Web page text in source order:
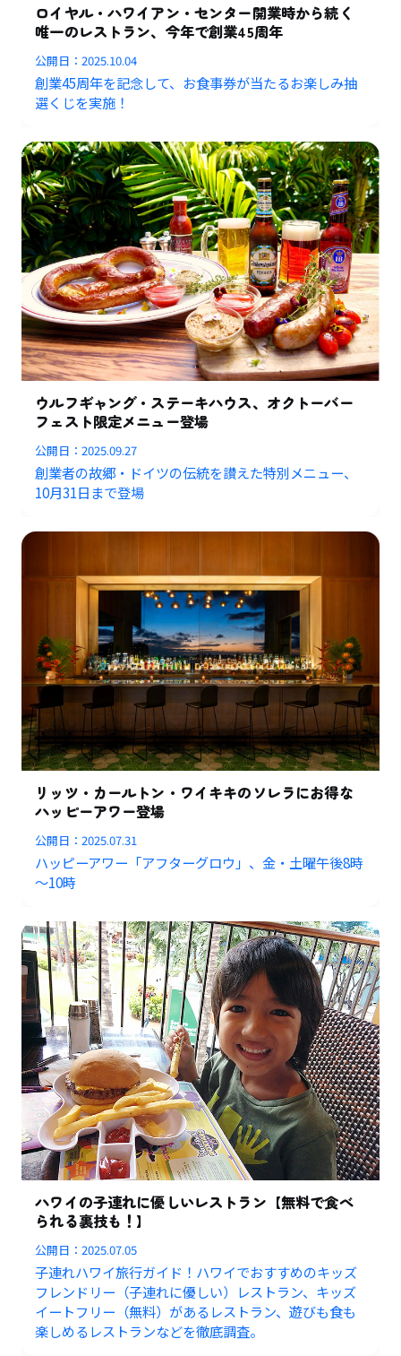
ロイヤル・ハワイアン・センター開業時から続く
唯一のレストラン、今年で創業45周年
公開日：2025.10.04
創業45周年を記念して、お食事券が当たるお楽しみ抽
選くじを実施！
ウルフギャング・ステーキハウス、オクトーバー
フェスト限定メニュー登場
公開日：2025.09.27
創業者の故郷・ドイツの伝統を讃えた特別メニュー、
10月31日まで登場
リッツ・カールトン・ワイキキのソレラにお得な
ハッピーアワー登場
公開日：2025.07.31
ハッピーアワー「アフターグロウ」、金・土曜午後8時
～10時
ハワイの子連れに優しいレストラン【無料で食べ
られる裏技も！】
公開日：2025.07.05
子連れハワイ旅行ガイド！ハワイでおすすめのキッズ
フレンドリー（子連れに優しい）レストラン、キッズ
イートフリー（無料）があるレストラン、遊びも食も
楽しめるレストランなどを徹底調査。